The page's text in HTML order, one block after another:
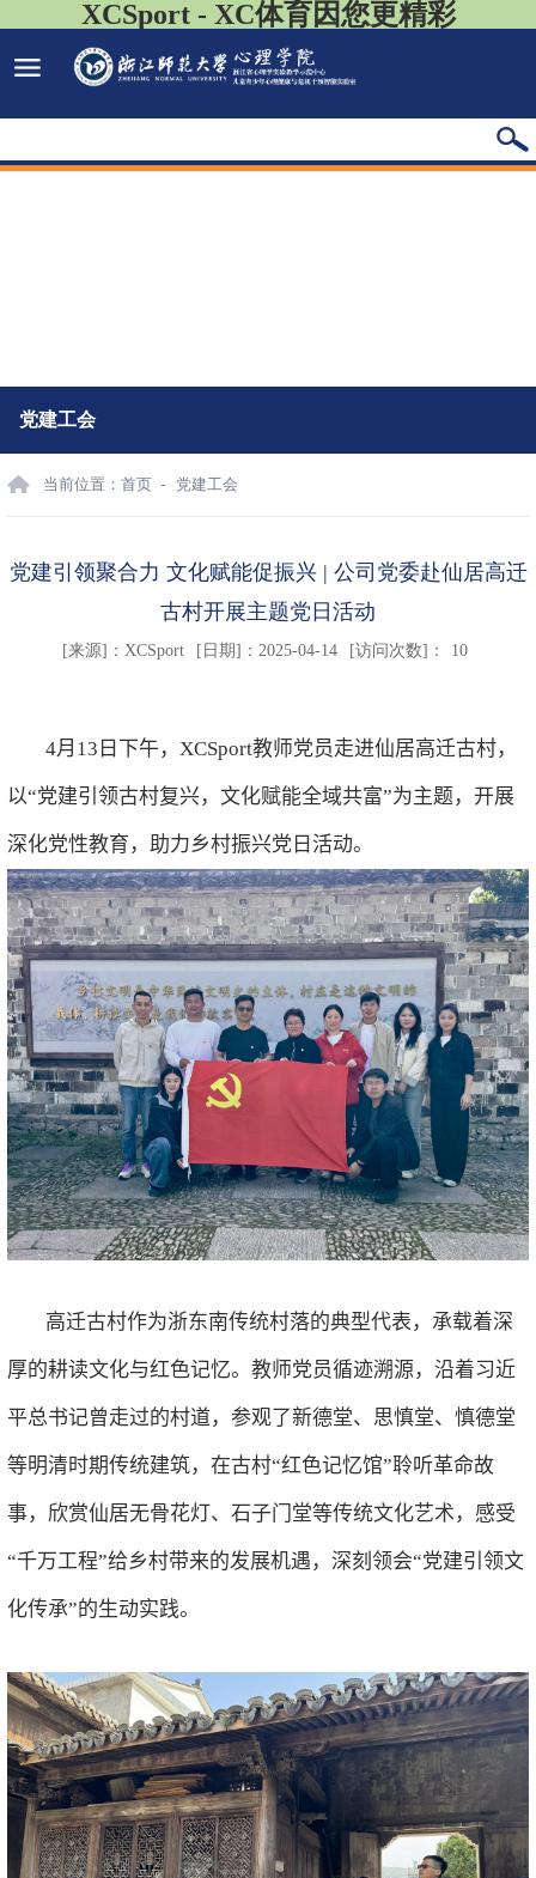
XCSport - XC体育因您更精彩
党建工会
当前位置： 首页 党建工会
党建引领聚合力 文化赋能促振兴 | 公司党委赴仙居高迁
古村开展主题党日活动
[来源]： XCSport [日期]：2025-04-14 [访问次数]： 10
4月 13 日下午， XCSport教师党员走进仙居高迁古村，
以“党建引领古村复兴，文化赋能全域共富”为主题，开展
深化党性教育，助力乡村振兴党日活动。
高迁古村作为浙东南传统村落的典型代表，承载着深
厚的耕读文化与红色记忆。教师党员循迹溯源，沿着习近
平总书记曾走过的村道，参观了新德堂、思慎堂、慎德堂
等明清时期传统建筑，在古村“红色记忆馆”聆听革命故
事，欣赏仙居无骨花灯、石子门堂等传统文化艺术，感受
“千万工程”给乡村带来的发展机遇，深刻领会“党建引领文
化传承”的生动实践。